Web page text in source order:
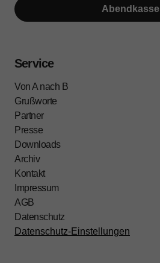
Abendkasse
Service
Von A nach B
Grußworte
Partner
Presse
Downloads
Archiv
Kontakt
Impressum
AGB
Datenschutz
Datenschutz-Einstellungen